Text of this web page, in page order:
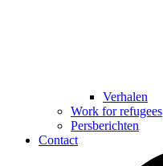
Verhalen
Work for refugees
Persberichten
Contact